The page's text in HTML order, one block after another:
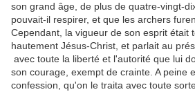
son grand âge, de plus de quatre-vingt-
pouvait-il respirer, et que les archers
Cependant, la vigueur de son esprit était
hautement Jésus-Christ, et parlait au
avec toute la liberté et l'autorité que lui
son courage, exempt de crainte. A peine
confession, qu'on le traita avec toute